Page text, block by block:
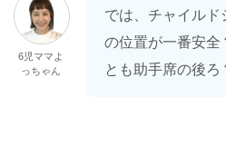
6児ママよ
っちゃん
では、チャイル
の位置が一番安全
とも助手席の後ろ